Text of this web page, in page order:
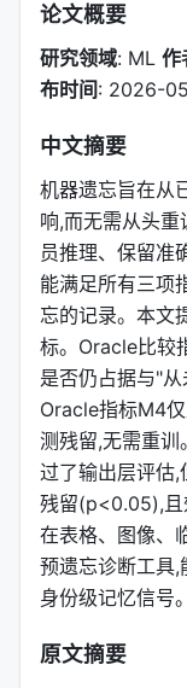
论文概要
研究领域: ML 作
布时间: 2026-
中文摘要
机器遗忘旨在从
响,而无需从头
员推理、保留准
能满足所有三项
忘的记录。本文
标。Oracle比较
是否仍占据与"
Oracle指标M4
测残留,无需重
过了输出层评估
残留(p<0.05),且
在表格、图像、
预遗忘诊断工具,
身份级记忆信号。
原文摘要